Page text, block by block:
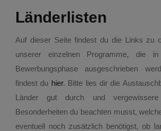
Kontakt
Erfahrungsberichte
Länderlisten
Restplätze
Nach der Bewerbung
Länderlisten
Auf dieser Seite findest du die Links zu
unserer einzelnen Programme, die
Bewerbungsphase ausgeschrieben
findest du hier. Bitte lies dir die
Länder gut durch und
Besonderheiten du beachten musst,
eventuell noch zusätzlich benötigst, ob